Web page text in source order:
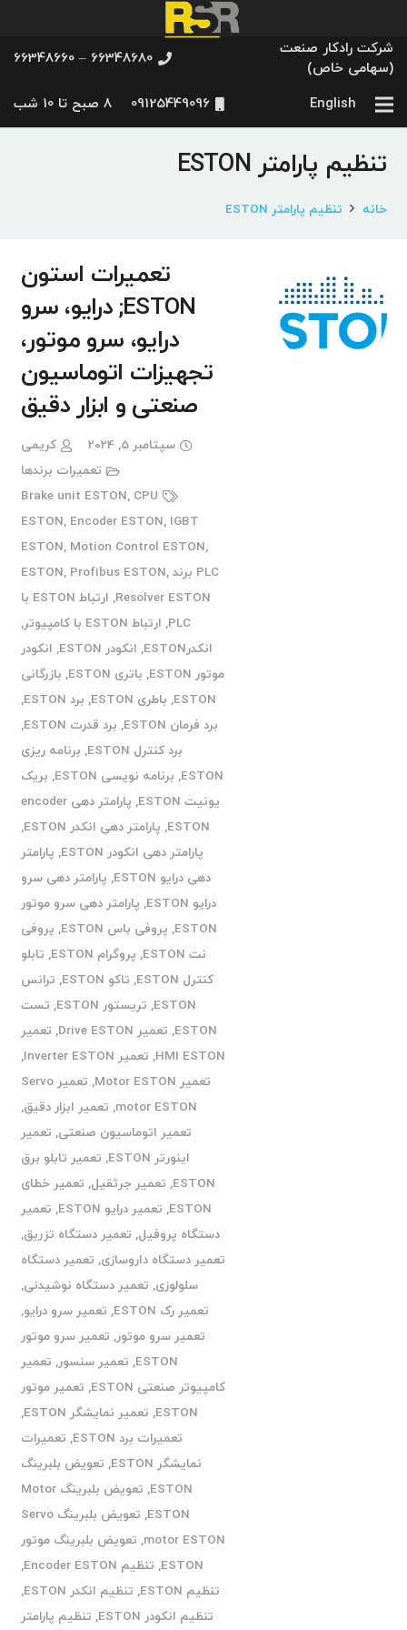
شرکت رادکار صنعت
(سهامی خاص)
66348680 – 66348660
English
09125449096 8 صبح تا 10 شب
تنظیم پارامتر ESTON
خانه تنظیم پارامتر ESTON
تعمیرات استون
ESTON; درایو، سرو
درایو، سرو موتور،
تجهیزات اتوماسیون
صنعتی و ابزار دقیق
سپتامبر 5, 2024
کریمی
تعمیرات برندها
Brake unit ESTON, CPU
ESTON, Encoder ESTON, IGBT
ESTON, Motion Control ESTON,
PLC برند ESTON
, Profibus ESTON,
Resolver ESTON
,
ارتباط ESTON با
PLC
, ارتباط ESTON با کامپیوتر
,
انکدرESTON
, انکودر ESTON , انکودر
موتور ESTON
, باتری ESTON , بازرگانی
ESTON
, باطری ESTON , برد ESTON
,
برد فرمان ESTON
, برد قدرت ESTON
,
برد کنترل ESTON
, برنامه ریزی
ESTON
, برنامه نویسی ESTON , بریک
یونیت ESTON
,
پارامتر دهی encoder
ESTON
, پارامتر دهی انکدر ESTON
,
پارامتر دهی انکودر ESTON
, پارامتر
دهی درایو ESTON
, پارامتر دهی سرو
درایو ESTON
, پارامتر دهی سرو موتور
ESTON
, پروفی باس ESTON , پروفی
نت ESTON
, پروگرام ESTON , تابلو
کنترل ESTON
, تاکو ESTON , ترانس
ESTON
, تریستور ESTON , تست
ESTON
, تعمیر Drive ESTON , تعمیر
HMI ESTON
, تعمیر Inverter ESTON
,
تعمیر Motor ESTON
,
تعمیر Servo
motor ESTON
, تعمیر ابزار دقیق,
تعمیر اتوماسیون صنعتی, تعمیر
اینورتر ESTON
, تعمیر تابلو برق
ESTON
, تعمیر جرثقیل, تعمیر خطای
ESTON
, تعمیر درایو ESTON , تعمیر
دستگاه پروفیل, تعمیر دستگاه تزریق,
تعمیر دستگاه داروسازی, تعمیر دستگاه
سلولوزی, تعمیر دستگاه نوشیدنی,
تعمیر رک ESTON
, تعمیر سرو درایو,
تعمیر سرو موتور, تعمیر سرو موتور
ESTON
, تعمیر سنسور, تعمیر
کامپیوتر صنعتی ESTON
, تعمیر موتور
ESTON
, تعمیر نمایشگر ESTON
,
تعمیرات برد ESTON
, تعمیرات
نمایشگر ESTON
, تعویض بلبرینگ
ESTON
,
تعویض بلبرینگ Motor
ESTON
,
تعویض بلبرینگ Servo
motor ESTON
, تعویض بلبرینگ موتور
ESTON
, تنظیم Encoder ESTON
,
تنظیم ESTON
, تنظیم انکدر ESTON
,
تنظیم انکودر ESTON
, تنظیم پارامتر